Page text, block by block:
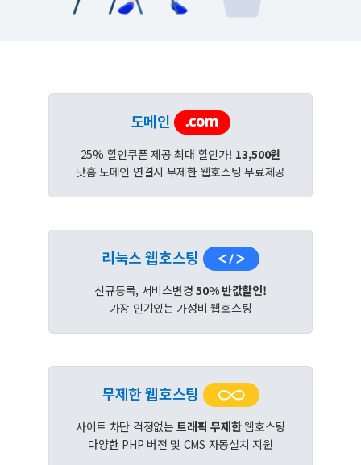
도메인
25% 할인쿠폰 제공 최대 할인가! 13,500원
닷홈 도메인 연결시 무제한 웹호스팅 무료제공
리눅스 웹호스팅
신규등록, 서비스변경50% 반값할인!
가장 인기있는 가성비 웹호스팅
무제한 웹호스팅
사이트 차단 걱정없는트래픽 무제한웹호스팅
다양한 PHP 버전 및 CMS 자동설치 지원